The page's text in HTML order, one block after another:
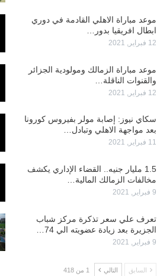
موعد مباراة الاهلي القادمة في دوري
ابطال افريقيا بدور…
12 فبراير, 2021
موعد مباراة الزمالك ومولودية الجزائر
والقنوات الناقلة…
12 فبراير, 2021
سكاي نيوز: إصابة مولر بفيروس كورونا
بعد مواجهة الاهلي وتبادل…
11 فبراير, 2021
1.5 مليار جنيه.. القضاء الإداري يكشف
مخالفات الزمالك المالية…
9 فبراير, 2021
تعرف علي سعر تذكرة مركز شباب
الجزيرة بعد زيادة عضويته الي 74…
9 فبراير, 2021
السابق التالي 1 من 418